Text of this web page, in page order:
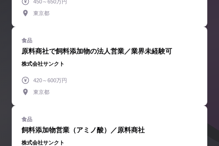
450～650万円
東京都
原料商社で飼料添加物の法人営業／業界未経験可
株式会社サンクト
420～600万円
東京都
飼料添加物営業（アミノ酸）／原料商社
株式会社サンクト